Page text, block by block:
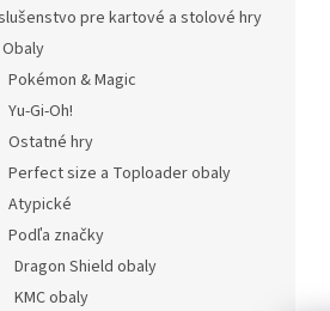
pre kartové a stolové hry
Obaly
Pokémon & Magic
Yu-Gi-Oh!
Ostatné hry
Perfect size a Toploader obaly
Atypické
Podľa značky
Dragon Shield obaly
KMC obaly